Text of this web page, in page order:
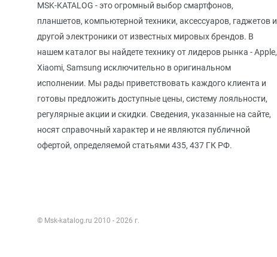
MSK-KATALOG - это огромный выбор смартфонов,
планшетов, компьютерной техники, аксессуаров, гаджетов и
другой электроники от известных мировых брендов. В
нашем каталог вы найдете технику от лидеров рынка - Apple,
Xiaomi, Samsung исключительно в оригинальном
исполнении. Мы рады приветствовать каждого клиента и
готовы предложить доступные цены, систему лояльности,
регулярные акции и скидки. Сведения, указанные на сайте,
носят справочный характер и не являются публичной
офертой, определяемой статьями 435, 437 ГК РФ.
© Msk-katalog.ru 2010 - 2026 г.